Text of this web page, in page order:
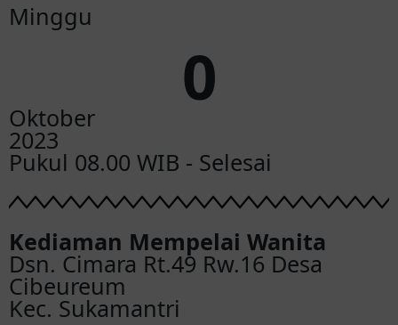
Minggu
0
Oktober
2023
Pukul 08.00 WIB - Selesai
Kediaman Mempelai Wanita
Dsn. Cimara Rt.49 Rw.16 Desa
Cibeureum
Kec. Sukamantri